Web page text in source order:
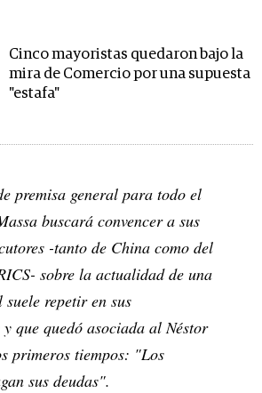
Cinco mayoristas quedaron bajo la
mira de Comercio por una supuesta
"estafa"
premisa general para todo el
buscará convencer a sus
-tanto de China como del
sobre la actualidad de una
suele repetir en sus
que quedó asociada al Néstor
primeros tiempos: "Los
sus deudas".